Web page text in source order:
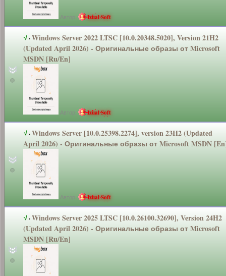
Автор: Izual Soft
√·Windows Server 2022 LTSC [10.0.20348.5020], Version 21H2
(Updated April 2026) - Оригинальныеобразы от Microsoft
MSDN [Ru/En]
Автор: Izual Soft
√·Windows Server [10.0.25398.2274], version 23H2 (Updated
April 2026) - Оригинальныеобразы от Microsoft MSDN
Автор: Izual Soft
√·Windows Server 2025 LTSC [10.0.26100.32690], Version 24H2
(Updated April 2026) - Оригинальныеобразы от Microsoft
MSDN [Ru/En]